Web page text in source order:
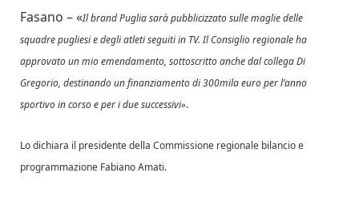
Fasano – «Il brand Puglia sarà pubblicizzato sulle maglie delle
squadre pugliesi e degli atleti seguiti in TV. Il Consiglio regionale ha
approvato un mio emendamento, sottoscritto anche dal collega Di
Gregorio, destinando un finanziamento di 300mila euro per l’anno
sportivo in corso e per i due successivi».
Lo dichiara il presidente della Commissione regionale bilancio e
programmazione Fabiano Amati.